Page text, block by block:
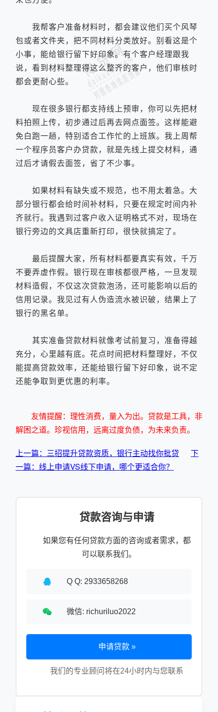
我帮客户准备材料时，都会建议他们买个风琴
包或者文件夹，把不同材料分类放好。别看这是个
小事，能给银行留下好印象。有个客户经理跟我
说，看到材料整理得这么整齐的客户，他们审核时
都会更耐心些。
现在很多银行都支持线上预审，你可以先把材
料拍照上传，初步通过后再去网点面签。这样能避
免白跑一趟，特别适合工作忙的上班族。我上周帮
一个程序员客户办贷款，就是先线上提交材料，通
过后才请假去面签，省了不少事。
如果材料有缺失或不规范，也不用太着急。大
部分银行都会给时间补材料，只要在规定时间内补
齐就行。我遇到过客户收入证明格式不对，现场在
银行旁边的文具店重新打印，很快就搞定了。
最后提醒大家，所有材料都要真实有效，千万
不要弄虚作假。银行现在审核都很严格，一旦发现
材料造假，不仅这次贷款泡汤，还可能影响以后的
信用记录。我见过有人伪造流水被识破，结果上了
银行的黑名单。
其实准备贷款材料就像考试前复习，准备得越
充分，心里越有底。花点时间把材料整理好，不仅
能提高贷款效率，还能给银行留下好印象，说不定
还能争取到更优惠的利率。
友情提醒：理性消费，量入为出。贷款是工具，非
解困之道。珍视信用，远离过度负债，为未来负责。
上一篇：三招提升贷款资质，银行主动找你批贷
下
一篇：线上申请VS线下申请，哪个更适合你？
贷款咨询与申请
如果您有任何贷款方面的咨询或者需求，都
可以联系我们。
Q Q: 2933658268
微信: richuriluo2022
申请贷款 »
我们的专业顾问将在24小时内与您联系